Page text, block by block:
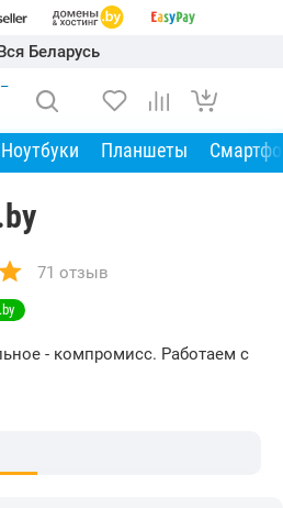
Беларусь
Ноутбуки Планшеты
71 отзыв
- компромисс. Работаем с